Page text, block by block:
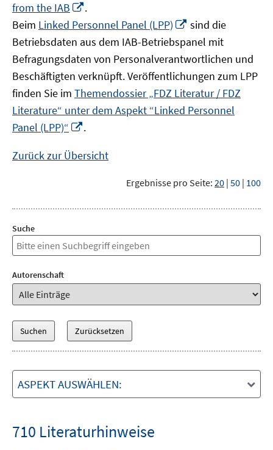
from the IAB
neuem
Fenster
öffnen
.
Beim Linked Personnel Panel (LPP)
In
neuem
Fenster
öffnen
sind die
Betriebsdaten aus dem IAB-Betriebspanel mit
Befragungsdaten von Personalverantwortlichen und
Beschäftigten verknüpft. Veröffentlichungen zum LPP
finden Sie im Themendossier „FDZ Literatur / FDZ
Literature“ unter dem Aspekt “Linked Personnel
Panel (LPP)“
Fenster
.
Zurück zur Übersicht
Ergebnisse pro Seite: 20 | 50 | 100
Suche
Autorenschaft
ASPEKT AUSWÄHLEN:
710 Literaturhinweise